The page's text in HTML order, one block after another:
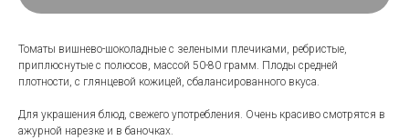
Томаты вишнево-шоколадные с зелеными плечиками, ребристые,
приплюснутые с полюсов, массой 50-80 грамм. Плоды средней
плотности, с глянцевой кожицей, сбалансированного вкуса.
Для украшения блюд, свежего употребления. Очень красиво смотрятся в
ажурной нарезке и в баночках.